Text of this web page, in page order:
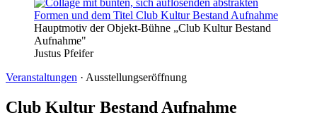
Hauptmotiv der Objekt-Bühne „Club Kultur Bestand
Aufnahme"
Justus Pfeifer
Veranstaltungen · Ausstellungseröffnung
Club Kultur Bestand Aufnahme